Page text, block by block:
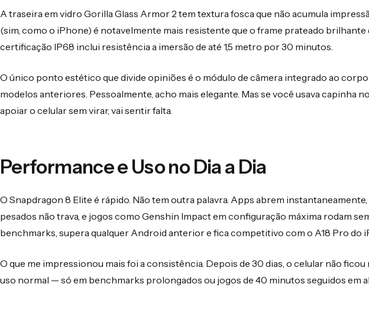
A traseira em vidro Gorilla Glass Armor 2 tem textura fosca que não acumula
(sim, como o iPhone) é notavelmente mais resistente que o frame prateado
certificação IP68 inclui resistência a imersão de até 1,5 metro por 30 minutos.
O único ponto estético que divide opiniões é o módulo de câmera integrado ao
modelos anteriores. Pessoalmente, acho mais elegante. Mas se você usava capinha
apoiar o celular sem virar, vai sentir falta.
Performance e Uso no Dia a Dia
O Snapdragon 8 Elite é rápido. Não tem outra palavra. Apps abrem
pesados não trava, e jogos como Genshin Impact em configuração máxima rodam
benchmarks, supera qualquer Android anterior e fica competitivo com o A18 Pro do
O que me impressionou mais foi a consistência. Depois de 30 dias, o celular não
uso normal — só em benchmarks prolongados ou jogos de 40 minutos seguidos em